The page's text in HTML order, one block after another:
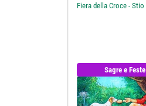
Fiera della Croce - Stio
Sagre e Feste